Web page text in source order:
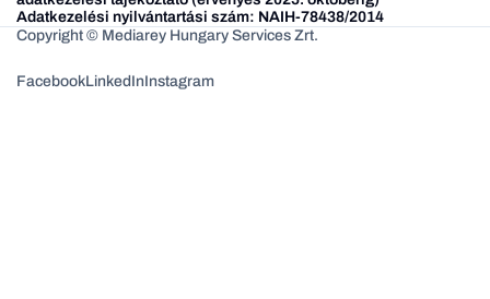
Adatkezelési nyilvántartási szám: NAIH-78438/2014
Copyright © Mediarey Hungary Services Zrt.
FacebookLinkedInInstagram